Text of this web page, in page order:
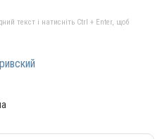
текст і натисніть Ctrl + Enter, щоб